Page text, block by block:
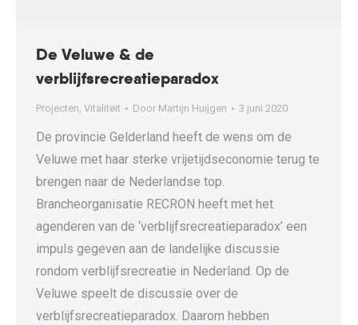
De Veluwe & de
verblijfsrecreatieparadox
Projecten, Vitaliteit Door Martijn Huijgen 3 juni 2020
De provincie Gelderland heeft de wens om de
Veluwe met haar sterke vrijetijdseconomie terug te
brengen naar de Nederlandse top.
Brancheorganisatie RECRON heeft met het
agenderen van de ‘verblijfsrecreatieparadox’ een
impuls gegeven aan de landelijke discussie
rondom verblijfsrecreatie in Nederland. Op de
Veluwe speelt de discussie over de
verblijfsrecreatieparadox. Daarom hebben